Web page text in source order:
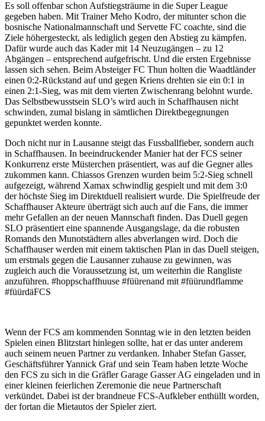
Es soll offenbar schon Aufstiegsträume in die Super League
gegeben haben. Mit Trainer Meho Kodro, der mitunter schon die
bosnische Nationalmannschaft und Servette FC coachte, sind die
Ziele höhergesteckt, als lediglich gegen den Abstieg zu kämpfen.
Dafür wurde auch das Kader mit 14 Neuzugängen – zu 12
Abgängen – entsprechend aufgefrischt. Und die ersten Ergebnisse
lassen sich sehen. Beim Absteiger FC Thun holten die Waadtländer
einen 0:2-Rückstand auf und gegen Kriens drehten sie ein 0:1 in
einen 2:1-Sieg, was mit dem vierten Zwischenrang belohnt wurde.
Das Selbstbewusstsein SLO’s wird auch in Schaffhausen nicht
schwinden, zumal bislang in sämtlichen Direktbegegnungen
gepunktet werden konnte.
Doch nicht nur in Lausanne steigt das Fussballfieber, sondern auch
in Schaffhausen. In beeindruckender Manier hat der FCS seiner
Konkurrenz erste Müsterchen präsentiert, was auf die Gegner alles
zukommen kann. Chiassos Grenzen wurden beim 5:2-Sieg schnell
aufgezeigt, während Xamax schwindlig gespielt und mit dem 3:0
der höchste Sieg im Direktduell realisiert wurde. Die Spielfreude der
Schaffhauser Akteure überträgt sich auch auf die Fans, die immer
mehr Gefallen an der neuen Mannschaft finden. Das Duell gegen
SLO präsentiert eine spannende Ausgangslage, da die robusten
Romands den Munotstädtern alles abverlangen wird. Doch die
Schaffhauser werden mit einem taktischen Plan in das Duell steigen,
um erstmals gegen die Lausanner zuhause zu gewinnen, was
zugleich auch die Voraussetzung ist, um weiterhin die Rangliste
anzuführen. #hoppschaffhuuse #füürenand mit #füürundflamme
#füürdäFCS
Wenn der FCS am kommenden Sonntag wie in den letzten beiden
Spielen einen Blitzstart hinlegen sollte, hat er das unter anderem
auch seinem neuen Partner zu verdanken. Inhaber Stefan Gasser,
Geschäftsführer Yannick Graf und sein Team haben letzte Woche
den FCS zu sich in die Gräfler Garage Gasser AG eingeladen und in
einer kleinen feierlichen Zeremonie die neue Partnerschaft
verkündet. Dabei ist der brandneue FCS-Aufkleber enthüllt worden,
der fortan die Mietautos der Spieler ziert.